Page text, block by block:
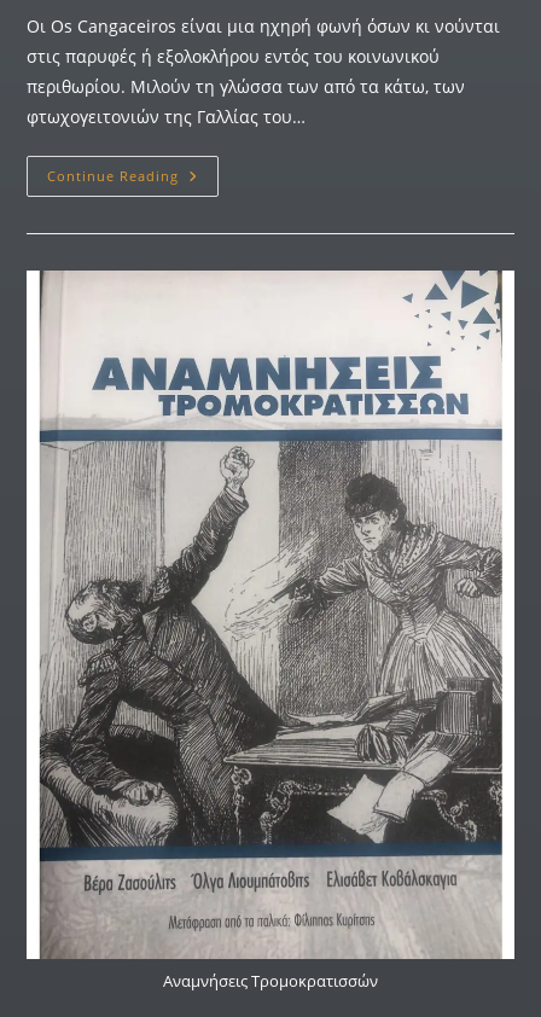
Οι Os Cangaceiros είναι μια ηχηρή φωνή όσων κι νούνται
στις παρυφές ή εξολοκλήρου εντός του κοινωνικού
περιθωρίου. Μιλούν τη γλώσσα των από τα κάτω, των
φτωχογειτονιών της Γαλλίας του…
Continue Reading
Αναμνήσεις Τρομοκρατισσών